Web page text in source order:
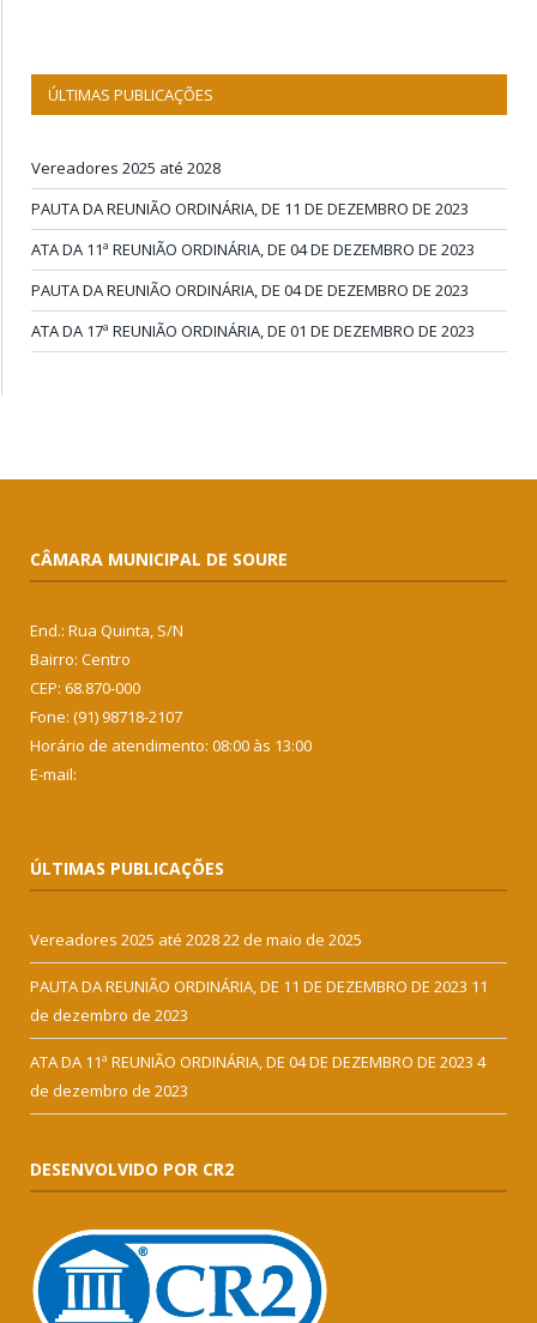
ÚLTIMAS PUBLICAÇÕES
Vereadores 2025 até 2028
PAUTA DA REUNIÃO ORDINÁRIA, DE 11 DE DEZEMBRO DE 2023
ATA DA 11ª REUNIÃO ORDINÁRIA, DE 04 DE DEZEMBRO DE 2023
PAUTA DA REUNIÃO ORDINÁRIA, DE 04 DE DEZEMBRO DE 2023
ATA DA 17ª REUNIÃO ORDINÁRIA, DE 01 DE DEZEMBRO DE 2023
CÂMARA MUNICIPAL DE SOURE
End.: Rua Quinta, S/N
Bairro: Centro
CEP: 68.870-000
Fone: (91) 98718-2107
Horário de atendimento: 08:00 às 13:00
E-mail:
ÚLTIMAS PUBLICAÇÕES
Vereadores 2025 até 202822 de maio de 2025
PAUTA DA REUNIÃO ORDINÁRIA, DE 11 DE DEZEMBRO DE 2023 11
de dezembro de 2023
ATA DA 11ª REUNIÃO ORDINÁRIA, DE 04 DE DEZEMBRO DE 2023 4
de dezembro de 2023
DESENVOLVIDO POR CR2